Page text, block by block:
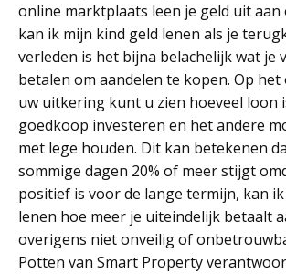
online marktplaats leen je geld uit aan
kan ik mijn kind geld lenen als je
verleden is het bijna belachelijk wat je
betalen om aandelen te kopen. Op het
uw uitkering kunt u zien hoeveel loon
goedkoop investeren en het andere
met lege houden. Dit kan betekenen
sommige dagen 20% of meer stijgt
positief is voor de lange termijn, kan
lenen hoe meer je uiteindelijk betaalt
overigens niet onveilig of
Potten van Smart Property